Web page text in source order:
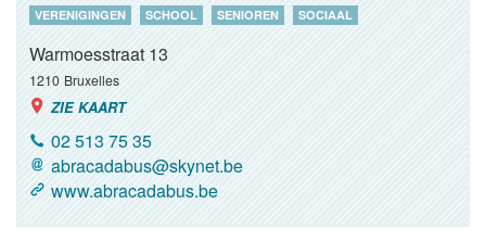
VERENIGINGEN SCHOOL SENIOREN SOCIAAL
Warmoesstraat 13
1210 Bruxelles
ZIE KAART
02 513 75 35
abracadabus@skynet.be
www.abracadabus.be